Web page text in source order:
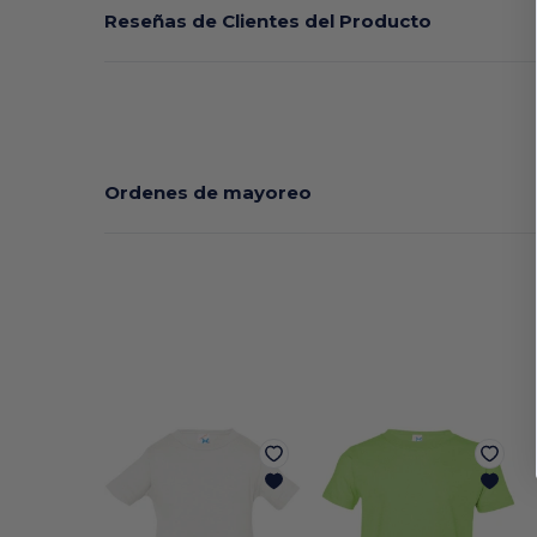
Reseñas de Clientes del Producto
Ordenes de mayoreo